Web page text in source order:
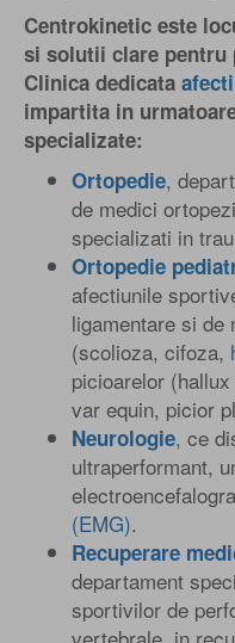
Centrokinetic este
si solutii clare pentru
Clinica dedicata
impartita in
specializate:
Ortopedie,
de medici
specializati in
Ortopedie
afectiunile
ligamentare si de
(scolioza, cifoza,
picioarelor
var equin, picior
Neurologie, ce
ultraperformant,
(EMG).
Recuperare
departament
sportivilor de